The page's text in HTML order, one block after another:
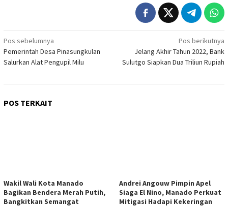
Navigasi
pos
Pos sebelumnya
Pemerintah Desa Pinasungkulan
Salurkan Alat Pengupil Milu
Pos berikutnya
Jelang Akhir Tahun 2022, Bank
Sulutgo Siapkan Dua Triliun Rupiah
POS TERKAIT
Wakil Wali Kota Manado
Bagikan Bendera Merah Putih,
Bangkitkan Semangat
Andrei Angouw Pimpin Apel
Siaga El Nino, Manado Perkuat
Mitigasi Hadapi Kekeringan